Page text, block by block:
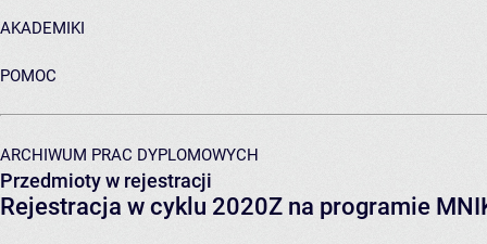
AKADEMIKI
POMOC
ARCHIWUM PRAC DYPLOMOWYCH
Przedmioty w rejestracji
Rejestracja w cyklu 2020Z na programie